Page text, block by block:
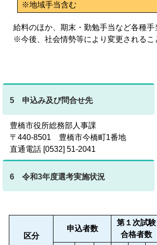
※地域手当含む
給料のほか、期末・勤勉手当など各種
※今後、社会情勢等により変更されるこ
5 申込み及び問合せ先
豊橋市役所総務部人事課
〒440-8501 豊橋市今橋町1番地
直通電話 [0532] 51-2041
6 令和3年度選考実施状況
区分
申込者数
第１次試験
合格者数